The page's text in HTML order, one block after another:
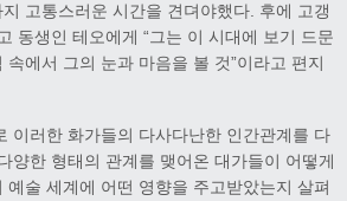
고통스러운 시간을 견뎌야했다. 후에 고갱
동생인 테오에게 “그는 이 시대에 보기 드문
속에서 그의 눈과 마음을 볼 것”이라고 편지
이러한 화가들의 다사다난한 인간관계를 다
양한 형태의 관계를 맺어온 대가들이 어떻게
예술 세계에 어떤 영향을 주고받았는지 살펴